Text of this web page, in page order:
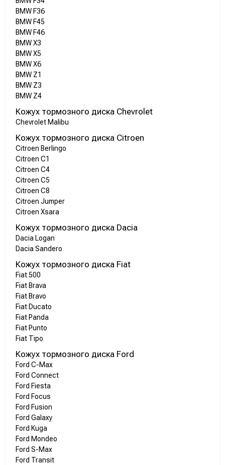
BMW F36
BMW F45
BMW F46
BMW X3
BMW X5
BMW X6
BMW Z1
BMW Z3
BMW Z4
Кожух тормозного диска Chevrolet
Chevrolet Malibu
Кожух тормозного диска Citroen
Citroen Berlingo
Citroen C1
Citroen C4
Citroen C5
Citroen C8
Citroen Jumper
Citroen Xsara
Кожух тормозного диска Dacia
Dacia Logan
Dacia Sandero
Кожух тормозного диска Fiat
Fiat 500
Fiat Brava
Fiat Bravo
Fiat Ducato
Fiat Panda
Fiat Punto
Fiat Tipo
Кожух тормозного диска Ford
Ford C-Max
Ford Connect
Ford Fiesta
Ford Focus
Ford Fusion
Ford Galaxy
Ford Kuga
Ford Mondeo
Ford S-Max
Ford Transit